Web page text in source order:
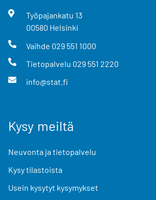
Työpajankatu 13
00580 Helsinki
Vaihde 029 551 1000
Tietopalvelu 029 551 2220
info@stat.fi
Kysy meiltä
Neuvonta ja tietopalvelu
Kysy tilastoista
Usein kysytyt kysymykset